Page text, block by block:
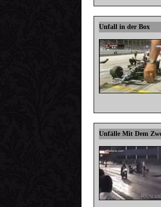
Unfall in der Box
Unfälle Mit Dem